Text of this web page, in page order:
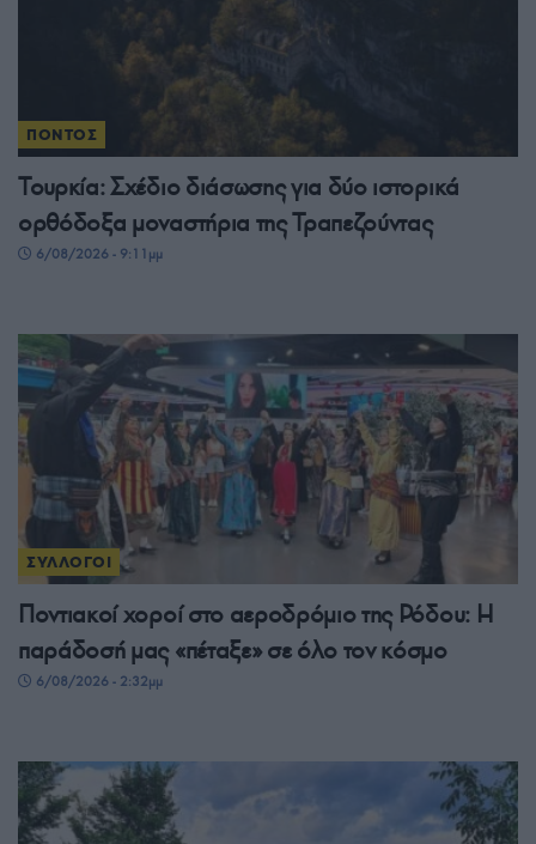
ΠΟΝΤΟΣ
Τουρκία: Σχέδιο διάσωσης για δύο ιστορικά
ορθόδοξα μοναστήρια της Τραπεζούντας
6/08/2026 - 9:11μμ
ΣΥΛΛΟΓΟΙ
Ποντιακοί χοροί στο αεροδρόμιο της Ρόδου: Η
παράδοσή μας «πέταξε» σε όλο τον κόσμο
6/08/2026 - 2:32μμ